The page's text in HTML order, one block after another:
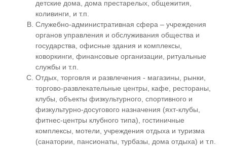
детские дома, дома престарелых, общежития,
коливинги, и т.п.
Служебно-административная сфера – учреждения
органов управления и обслуживания общества и
государства, офисные здания и комплексы,
коворкинги, финансовые организации, ритуальные
службы и т.п.
Отдых, торговля и развлечения - магазины, рынки,
торгово-развлекательные центры, кафе, рестораны,
клубы, объекты физкультурного, спортивного и
физкультурно-досугового назначения (яхт-клубы,
фитнес-центры клубного типа), гостиничные
комплексы, мотели, учреждения отдыха и туризма
(санатории, пансионаты, турбазы, дома отдыха) и т.п.